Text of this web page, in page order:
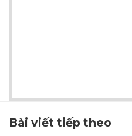
Bài viết tiếp theo